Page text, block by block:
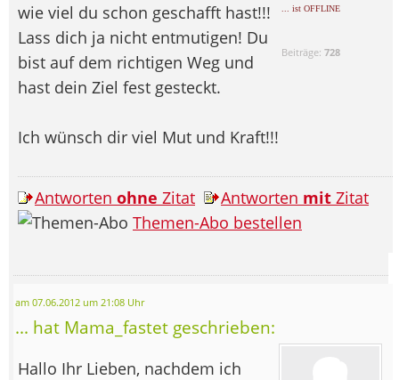
... ist OFFLINE
Beiträge:728
wie viel du schon geschafft hast!!!
Lass dich ja nicht entmutigen! Du
bist auf dem richtigen Weg und
hast dein Ziel fest gesteckt.
Ich wünsch dir viel Mut und Kraft!!!
Antworten ohne Zitat Antworten mit Zitat
Themen-Abo bestellen
am 07.06.2012 um 21:08 Uhr
... hat Mama_fastet geschrieben:
Hallo Ihr Lieben, nachdem ich